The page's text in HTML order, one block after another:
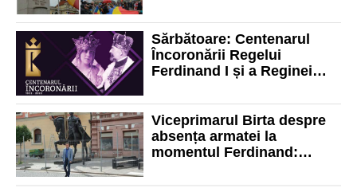
Sărbătoare: Centenarul
Încoronării Regelui
Ferdinand I și a Reginei
Viceprimarul Birta despre
absența armatei la
momentul Ferdinand: